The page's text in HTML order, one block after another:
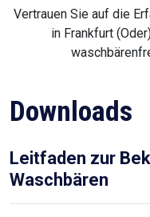
Vertrauen Sie auf die
in Frankfurt
Downloads
Leitfaden zur
Waschbären